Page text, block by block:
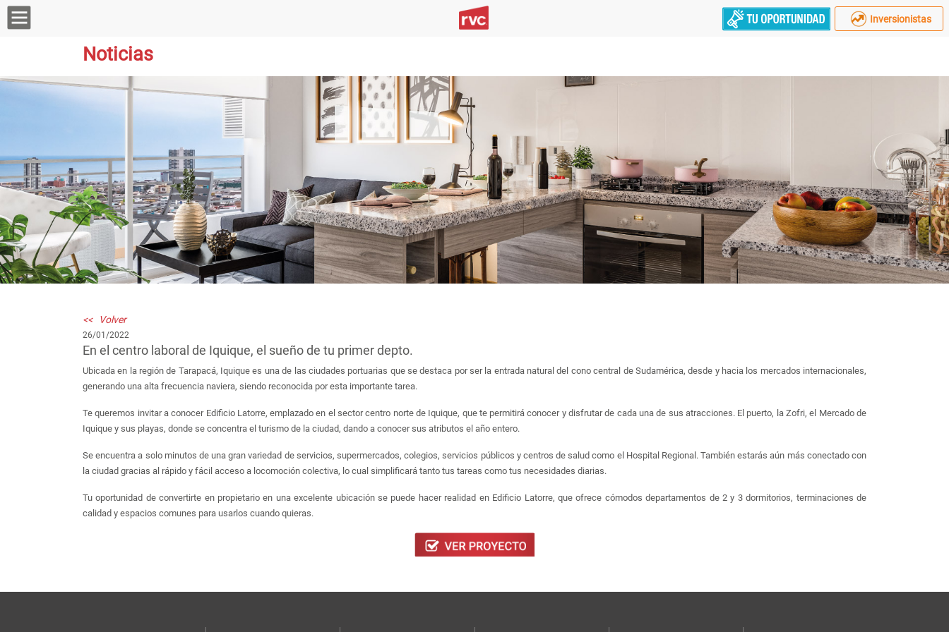
Inversionistas
Noticias
<< Volver
26/01/2022
En el centro laboral de Iquique, el sueño de tu primer depto.
Ubicada en la región de Tarapacá, Iquique es una de las ciudades portuarias que se destaca por ser la entrada natural del cono central de Sudamérica, desde y hacia los mercados internacionales,
generando una alta frecuencia naviera, siendo reconocida por esta importante tarea.
Te queremos invitar a conocer Edificio Latorre, emplazado en el sector centro norte de Iquique, que te permitirá conocer y disfrutar de cada una de sus atracciones. El puerto, la Zofri, el Mercado de
Iquique y sus playas, donde se concentra el turismo de la ciudad, dando a conocer sus atributos el año entero.
Se encuentra a solo minutos de una gran variedad de servicios, supermercados, colegios, servicios públicos y centros de salud como el Hospital Regional. También estarás aún más conectado con
la ciudad gracias al rápido y fácil acceso a locomoción colectiva, lo cual simplificará tanto tus tareas como tus necesidades diarias.
Tu oportunidad de convertirte en propietario en una excelente ubicación se puede hacer realidad en Edificio Latorre, que ofrece cómodos departamentos de 2 y 3 dormitorios, terminaciones de
calidad y espacios comunes para usarlos cuando quieras.